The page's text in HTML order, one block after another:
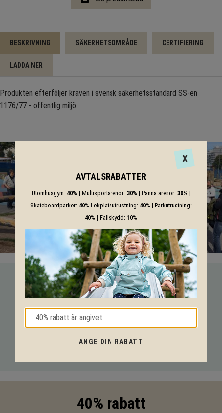
BESKRIVNING SÄKERHETSOMRÅDE CERTIFIERING
LADDA NER
Produkten efterföljer kraven i svensk säkerhetsstandard SS-en
1176/77 - offentlig miljö
VI HJÄLPER DIG HELA VÄGEN!
Med vår mångåriga kunskap från produkter till säkerhet och
tekniska lösningar så hjälper vi dig igenom hela projektet.
010-20 70 001 eller maila oss
40% rabatt
X
AVTALSRABATTER
Utomhusgym: 40% | Multisportarenor: 30% | Panna arenor: 30% |
Skateboardparker: 40% Lekplatsutrustning: 40% | Parkutrustning:
40% | Fallskydd: 10%
ANGE DIN RABATT